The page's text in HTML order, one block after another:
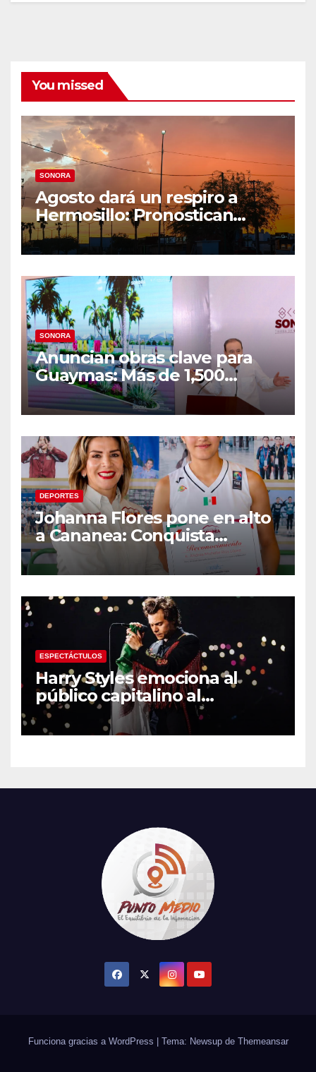
You missed
SONORA
Agosto dará un respiro a
Hermosillo: Pronostican
semana lluviosa y
temperaturas de hasta 34°C
SONORA
Anuncian obras clave para
Guaymas: Más de 1,500
viviendas, modernización del
malecón y nuevo hospital del
DEPORTES
Johanna Flores pone en alto
a Cananea: Conquista
medalla de plata con la
Selección Mexicana Sub-20
Centroamericanos
ESPECTÁCTULOS
Harry Styles emociona al
público capitalino al
interpretar “Cielito Lindo” en
su tercer concierto en la
Funciona gracias a WordPress Tema: Newsup de Themeansar